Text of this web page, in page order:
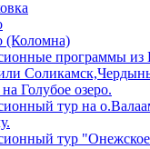
(Коломна)
программы из
Голубое озеро.
тур на
тур "Онежское